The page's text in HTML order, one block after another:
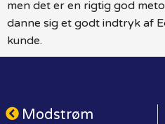
men det er en rigtig god
danne sig et godt indtryk af
kunde.
Modstrøm